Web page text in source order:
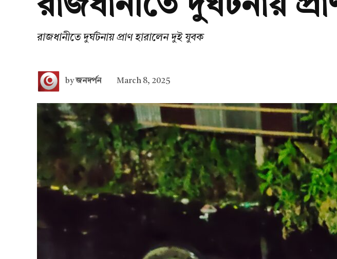
রাজধানীতে দুর্ঘটনায়
রাজধানীতে দুর্ঘটনায় প্রাণ হারালেন দুই যুবক
byজনদর্পন March 8, 2025